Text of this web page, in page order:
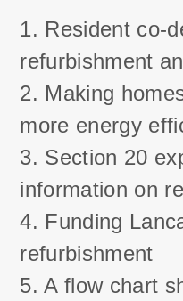
1. Resident co-
refurbishment
2. Making
more energy
3. Section 20
information on
4. Funding
refurbishment
5. A flow chart